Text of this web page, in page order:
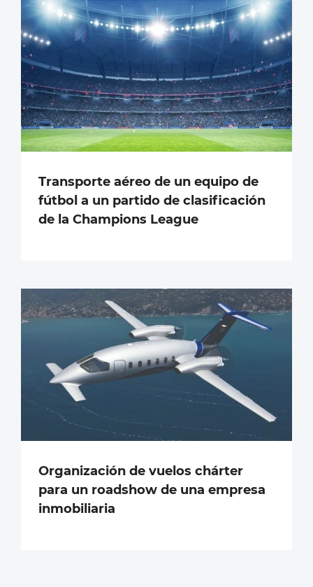
Transporte aéreo de un equipo de
fútbol a un partido de clasificación
de la Champions League
Organización de vuelos chárter
para un roadshow de una empresa
inmobiliaria